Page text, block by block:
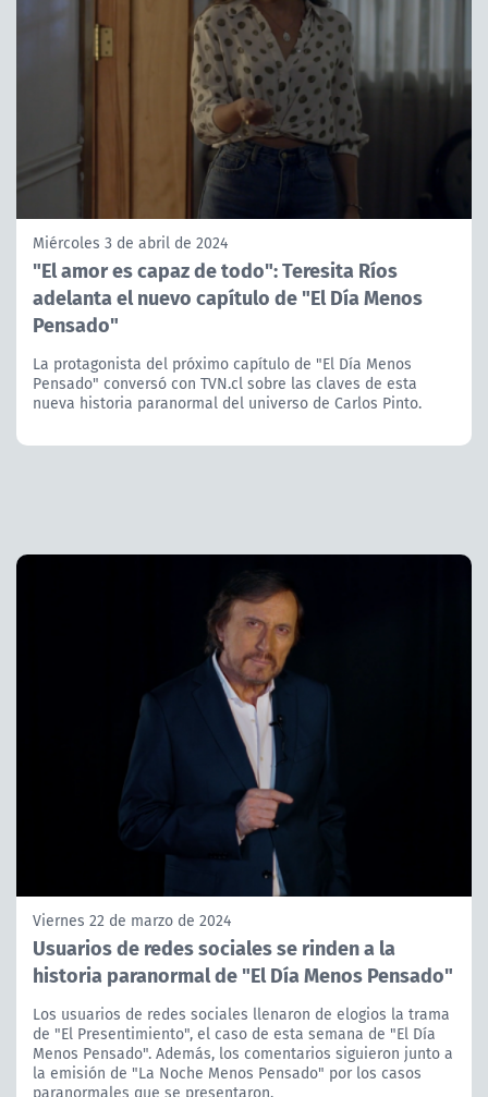
Miércoles 3 de abril de 2024
"El amor es capaz de todo": Teresita Ríos
adelanta el nuevo capítulo de "El Día Menos
Pensado"
La protagonista del próximo capítulo de "El Día Menos
Pensado" conversó con TVN.cl sobre las claves de esta
nueva historia paranormal del universo de Carlos Pinto.
Viernes 22 de marzo de 2024
Usuarios de redes sociales se rinden a la
historia paranormal de "El Día Menos Pensado"
Los usuarios de redes sociales llenaron de elogios la trama
de "El Presentimiento", el caso de esta semana de "El Día
Menos Pensado". Además, los comentarios siguieron junto a
la emisión de "La Noche Menos Pensado" por los casos
paranormales que se presentaron.